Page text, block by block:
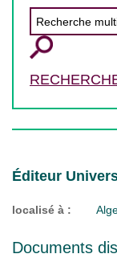
Éditeur
localisé à :
Documents